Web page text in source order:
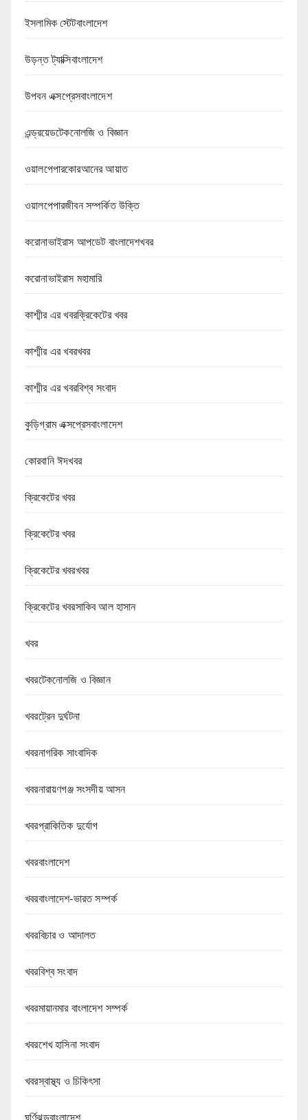
ইসলামিক স্টেটবাংলাদেশ
উড়ন্ত ট্যাক্সিবাংলাদেশ
উপবন এক্সপ্রেসবাংলাদেশ
এন্ড্রয়েডটেকনোলজি ও বিজ্ঞান
ওয়ালপেপারকোরআনের আয়াত
ওয়ালপেপারজীবন সম্পর্কিত উক্তি
করোনাভাইরাস আপডেট বাংলাদেশখবর
করোনাভাইরাস মহামারি
কাশ্মীর এর খবরক্রিকেটের খবর
কাশ্মীর এর খবরখবর
কাশ্মীর এর খবরবিশ্ব সংবাদ
কুড়িগ্রাম এক্সপ্রেসবাংলাদেশ
কোরবানি ঈদখবর
ক্রিকেটের খবর
ক্রিকেটের খবর
ক্রিকেটের খবরখবর
ক্রিকেটের খবরসাকিব আল হাসান
খবর
খবরটেকনোলজি ও বিজ্ঞান
খবরট্রেন দুর্ঘটনা
খবরনাগরিক সাংবাদিক
খবরনারায়ণগঞ্জ সংসদীয় আসন
খবরপ্রাকিতিক দুর্যোগ
খবরবাংলাদেশ
খবরবাংলাদেশ-ভারত সম্পর্ক
খবরবিচার ও আদালত
খবরবিশ্ব সংবাদ
খবরমায়ানমার বাংলাদেশ সম্পর্ক
খবরশেখ হাসিনা সংবাদ
খবরস্বাস্থ্য ও চিকিৎসা
ঘূর্ণিঝড়বাংলাদেশ